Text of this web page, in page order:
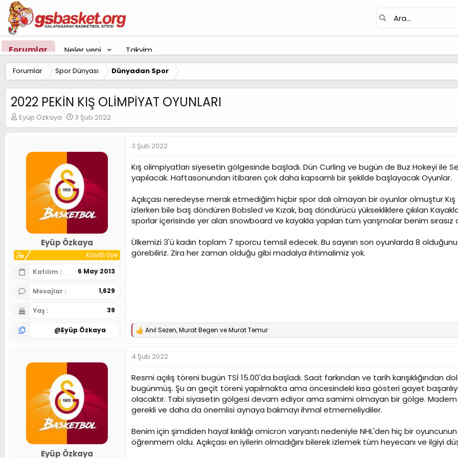
Forumlar Neler yeni Takvim
Forumlar Spor Dünyası Dünyadan Spor
2022 PEKİN KIŞ OLİMPİYAT OYUNLARI
K
o
Eyüp Özkaya
B
a
a
n
g
ı
ç
t
a
r
h
i
3 Şub 2022
Eyüp Özkaya
Kayıtlı Üye
Katılım
6 May 2013
Mesajlar 1,629
Yaş 39
@Eyüp Özkaya
3 Şub 2022
Kış olimpiyatları siyesetin gölgesinde başladı. Dün Curling ve bugün de Buz Hokeyi ile
yapılacak. Haftasonundan itibaren çok daha kapsamlı bir şekilde başlayacak Oyunlar.
Açıkçası neredeyse merak etmediğim hiçbir spor dalı olmayan bir oyunlar olmuştur Kış
izlerken bile baş döndüren Bobsled ve Kızak, baş döndürücü yüksekliklere çıkılan
sporlar içerisinde yer alan snowboard ve kayakla yapılan tüm yarışmalar benim
Ülkemizi 3'ü kadın toplam 7 sporcu temsil edecek. Bu sayının son oyunlarda 8
görebiliriz. Zira her zaman olduğu gibi madalya ihtimalimiz yok.
T
k
i
l
e
r
:
Anıl Sezen,Murat Begen veMurat Temur
Eyüp Özkaya
4 Şub 2022
Resmi açılış töreni bugün TSİ 15.00'da başladı. Saat farkından ve tarih karışıklığından
bugünmüş. Şu an geçit töreni yapılmakta ama öncesindeki kısa gösteri gayet
olacaktır. Tabi siyasetin gölgesi devam ediyor ama samimi olmayan bir gölge.
gerekli ve daha da önemlisi aynaya bakmayı ihmal etmemeliydiler.
Benim için şimdiden hayal kırıklığı omicron varyantı nedeniyle NHL'den hiç bir
öğrenmem oldu. Açıkçası en iyilerin olmadığını bilerek izlemek tüm heyecanı ve ilgiyi